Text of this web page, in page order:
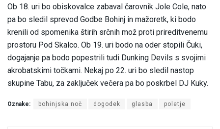
Ob 18. uri bo obiskovalce zabaval čarovnik Jole Cole, nato
pa bo sledil sprevod Godbe Bohinj in mažoretk, ki bodo
krenili od spomenika štirih srčnih mož proti prireditvenemu
prostoru Pod Skalco. Ob 19. uri bodo na oder stopili Čuki,
dogajanje pa bodo popestrili tudi Dunking Devils s svojimi
akrobatskimi točkami. Nekaj po 22. uri bo sledil nastop
skupine Tabu, za zaključek večera pa bo poskrbel DJ Kuky.
Oznake: bohinjska noč dogodek glasba poletje